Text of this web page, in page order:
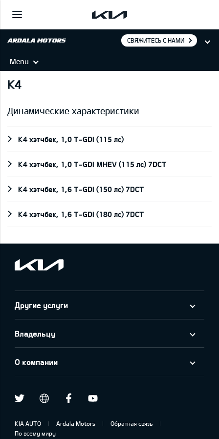
СВЯЖИТЕСЬ С НАМИ
Menu
K4
Динамические характеристики
K4 хэтчбек, 1,0 T-GDI (115 лс)
K4 хэтчбек, 1,0 T-GDI MHEV (115 лс) 7DCT
K4 хэтчбек, 1,6 T-GDI (150 лс) 7DCT
K4 хэтчбек, 1,6 T-GDI (180 лс) 7DCT
Другие услуги
Владельцу
О компании
Twitter draugiem.lvFacebook
KIA AUTO Ardala Motors
Обратная связь
По всему миру